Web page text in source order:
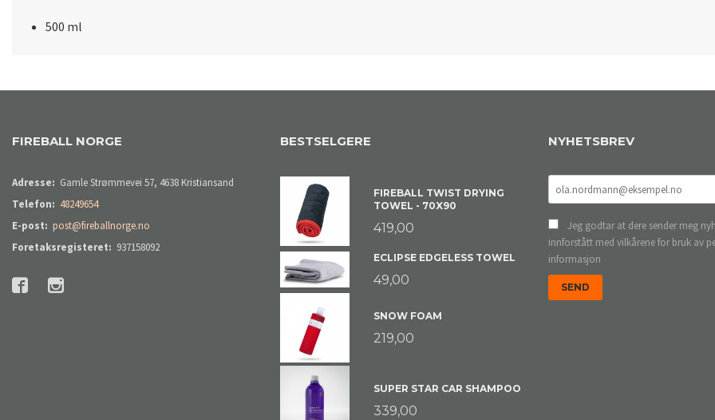
500 ml
FIREBALL NORGE
Adresse: Gamle Strømmevei 57, 4638 Kristiansand
Telefon: 48249654
E-post: post@fireballnorge.no
Foretaksregisteret: 937158092
BESTSELGERE
FIREBALL TWIST DRYING
TOWEL - 70X90
419,00
ECLIPSE EDGELESS TOWEL
49,00
SNOW FOAM
219,00
SUPER STAR CAR SHAMPOO
339,00
NYHETSBREV
Jeg godtar at dere sender meg
innforstått med vilkårene for bruk av
informasjon